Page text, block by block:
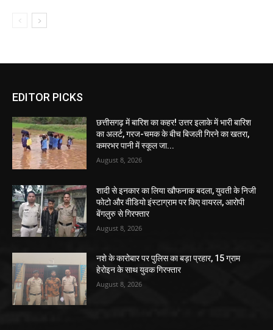
EDITOR PICKS
छत्तीसगढ़ में बारिश का कहर! उत्तर इलाके में भारी बारिश
का अलर्ट, गरज-चमक के बीच बिजली गिरने का खतरा,
कमरभर पानी में स्कूल जा...
August 8, 2026
शादी से इनकार का लिया खौफनाक बदला, युवती के निजी
फोटो और वीडियो इंस्टाग्राम पर किए वायरल, आरोपी
बेंगलुरु से गिरफ्तार
August 8, 2026
नशे के कारोबार पर पुलिस का बड़ा प्रहार, 15 ग्राम
हेरोइन के साथ युवक गिरफ्तार
August 8, 2026